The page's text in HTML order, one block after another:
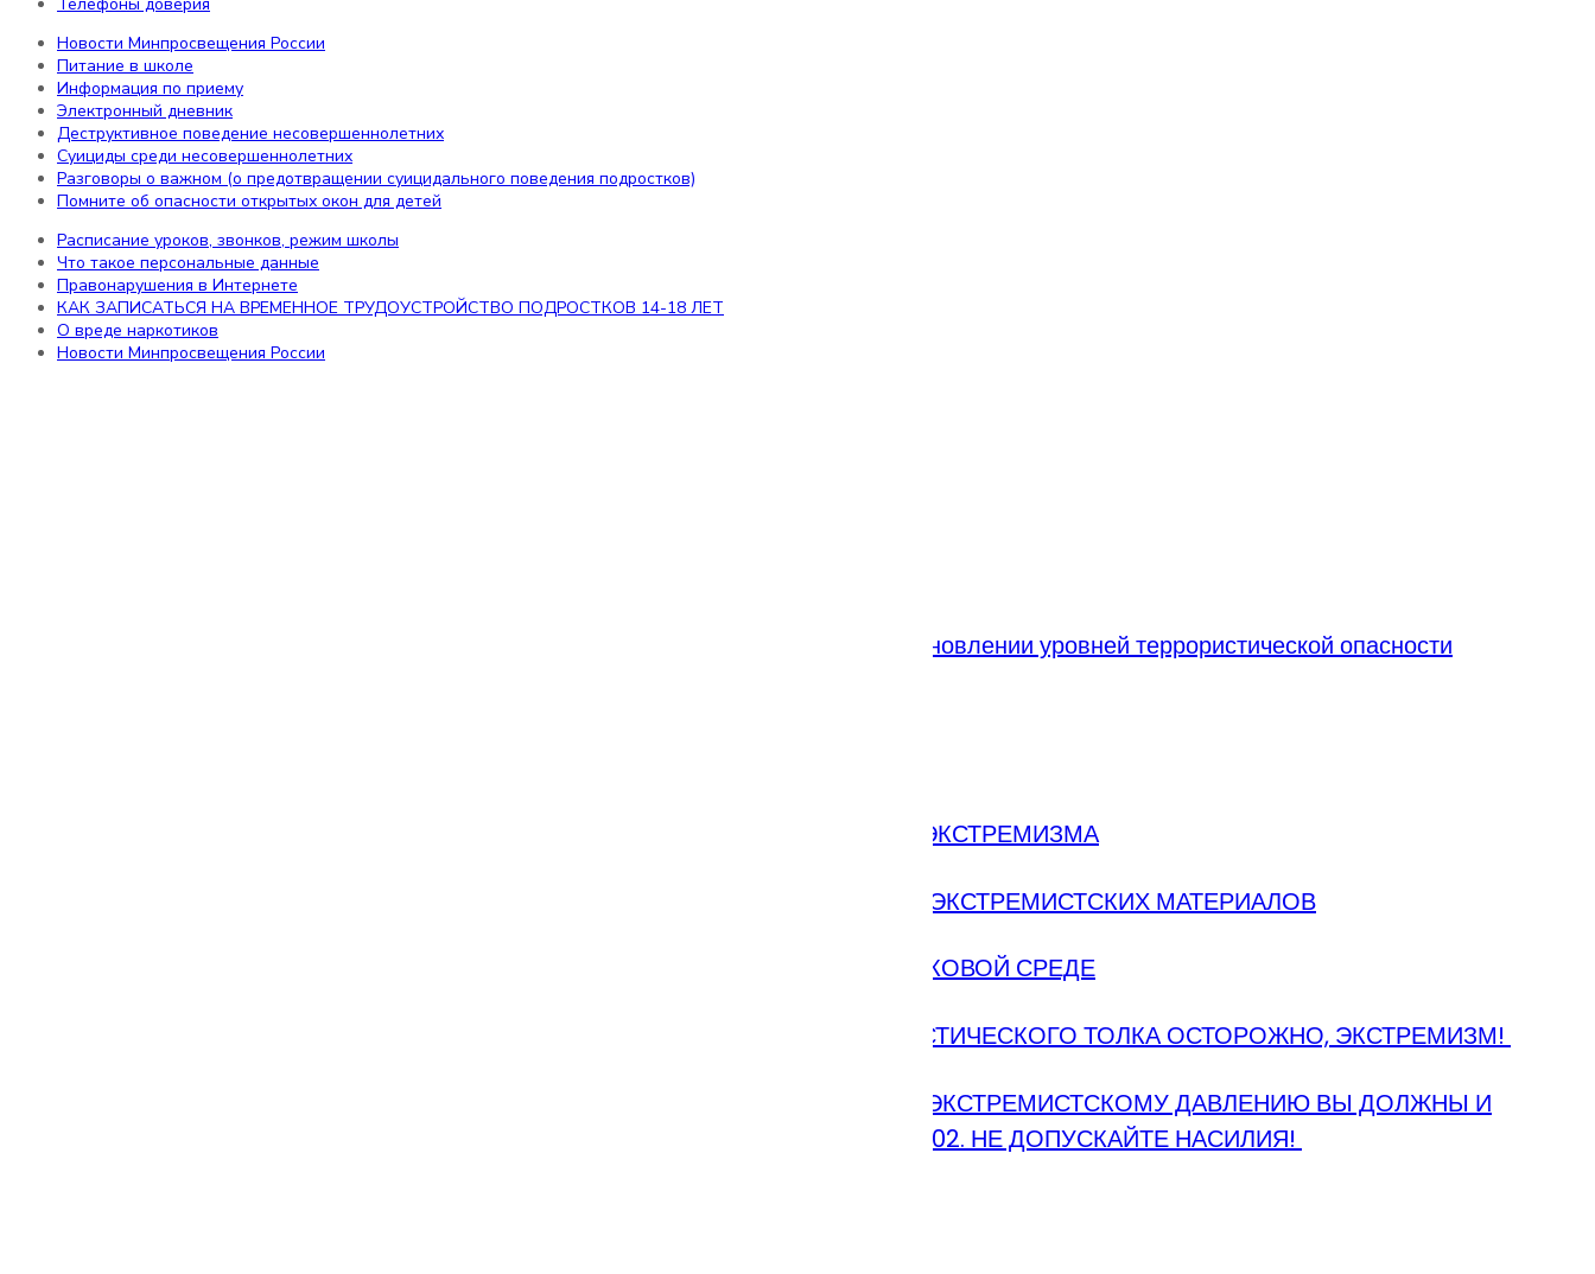
Питание в школе
Информация по приему
Электронный дневник
Деструктивное поведение несовершеннолетних
Суициды среди несовершеннолетних
Разговоры о важном (о предотвращении суицидального поведения подростков)
Помните об опасности открытых окон для детей
Обучающимся
Расписание уроков, звонков, режим школы
Что такое персональные данные
Правонарушения в Интернете
КАК ЗАПИСАТЬСЯ НА ВРЕМЕННОЕ ТРУДОУСТРОЙСТВО ПОДРОСТКОВ 14-18 ЛЕТ
О вреде наркотиков
ПАМЯТКА гражданам об их действиях при установлении уровней террористической опасности
ПАМЯТКА РОДИТЕЛЯМ ПО ПРОФИЛАКТИКЕ ЭКСТРЕМИЗМА
ОТВЕТСТВЕННОСТЬ ЗА РАСПРОСТРАНЕНИЕ ЭКСТРЕМИСТСКИХ МАТЕРИАЛОВ
ПРОФИЛАКТИКА ЭКСТРЕМИЗМА В ПОДРОСТКОВОЙ СРЕДЕ
ПАМЯТКА ПО НЕДОПУЩЕНИЮ ВОВЛЕЧЕНИЯ В ОРГАНИЗАЦИИ НАЦИОНАЛИСТИЧЕСКОГО ТОЛКА ОСТОРОЖНО, ЭКСТРЕМИЗМ!
ВНИМАНИЕ! ЕСЛИ ВЫ ПОДВЕРГАЕТЕСЬ ФИЗИЧЕСКОМУ ИЛИ МОРАЛЬНОМУ ЭКСТРЕМИСТСКОМУ ДАВЛЕНИЮ ВЫ ДОЛЖНЫ И
ИМЕЕТЕ ПРАВО ОБРАТИТЬСЯ В ОРГАНЫ ПОЛИЦИИ ЛИЧНО ИЛИ ПО ТЕЛЕФОНУ 02. НЕ ДОПУСКАЙТЕ НАСИЛИЯ!
Новости Минпросвещения России
Питание в школе
Информация по приему
Электронный дневник
Деструктивное поведение несовершеннолетних
Суициды среди несовершеннолетних
Разговоры о важном (о предотвращении суицидального поведения подростков)
Помните об опасности открытых окон для детей
Расписание уроков, звонков, режим школы
Что такое персональные данные
Правонарушения в Интернете
КАК ЗАПИСАТЬСЯ НА ВРЕМЕННОЕ ТРУДОУСТРОЙСТВО ПОДРОСТКОВ 14-18 ЛЕТ
О вреде наркотиков
Новости Минпросвещения России